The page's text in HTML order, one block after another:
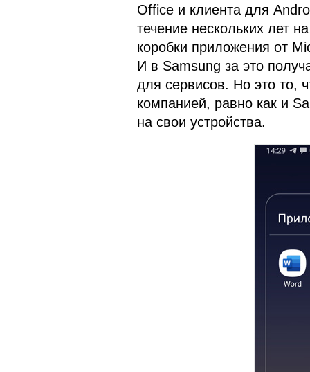
Office и клиента для
течение нескольких лет
коробки приложения от
И в Samsung за это
для сервисов. Но это то,
компанией, равно как и
на свои устройства.